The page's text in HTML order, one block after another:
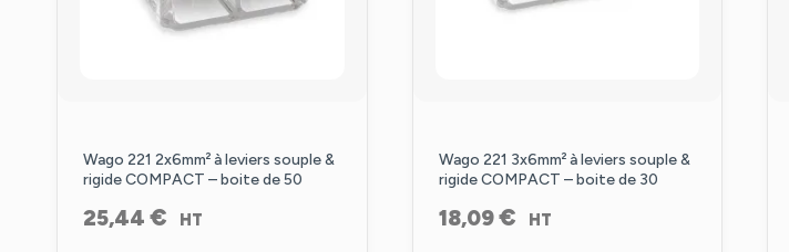
Wago 221 2x6mm² à leviers souple &
rigide COMPACT – boite de 50
25,44 € HT
Wago 221 3x6mm² à leviers souple &
rigide COMPACT – boite de 30
18,09€ HT